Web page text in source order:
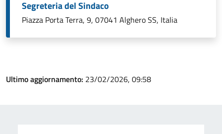
Segreteria del Sindaco
Piazza Porta Terra, 9, 07041 Alghero SS, Italia
Ultimo aggiornamento: 23/02/2026, 09:58